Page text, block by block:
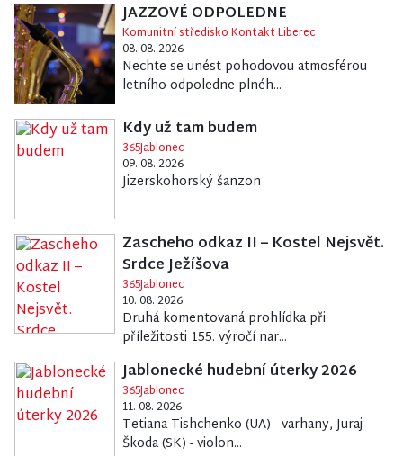
JAZZOVÉ ODPOLEDNE
Komunitní středisko Kontakt Liberec
08. 08. 2026
Nechte se unést pohodovou atmosférou
letního odpoledne plnéh...
Kdy už tam budem
365Jablonec
09. 08. 2026
Jizerskohorský šanzon
Zascheho odkaz II – Kostel Nejsvět.
Srdce Ježíšova
365Jablonec
10. 08. 2026
Druhá komentovaná prohlídka při
příležitosti 155. výročí nar...
Jablonecké hudební úterky 2026
365Jablonec
11. 08. 2026
Tetiana Tishchenko (UA) - varhany, Juraj
Škoda (SK) - violon...